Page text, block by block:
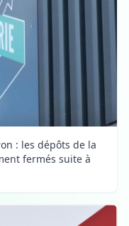
: les dépôts de la
fermés suite à